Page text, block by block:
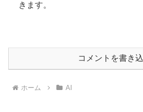
きます。
コメントを書き
ホーム AI